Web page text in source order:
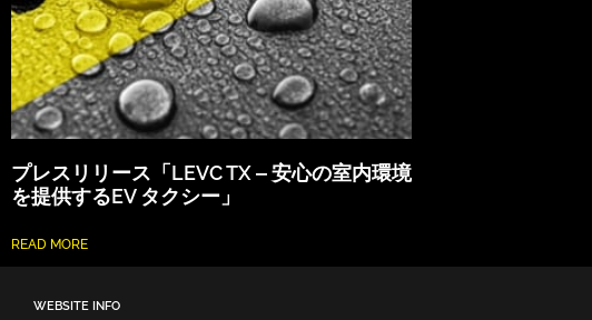
プレスリリース「LEVC TX ‒ 安心の室内環境
を提供するEV タクシー」
READ MORE
WEBSITE INFO